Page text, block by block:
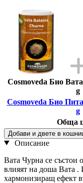
Cosmoveda Био
g
Cosmoveda Био
g
Обща
Добави и двете в
Описание
Вата Чурна се състои
влияят на доша Вата .
хармонизиращ ефект